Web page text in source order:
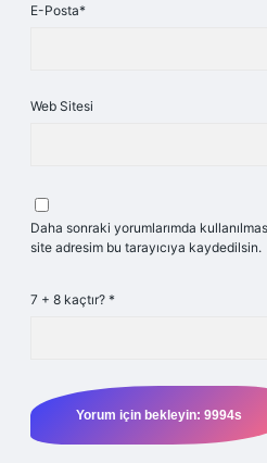
E-Posta*
Web Sitesi
Daha sonraki yorumlarımda
site adresim bu tarayıcıya kaydedilsin.
7 + 8 kaçtır? *